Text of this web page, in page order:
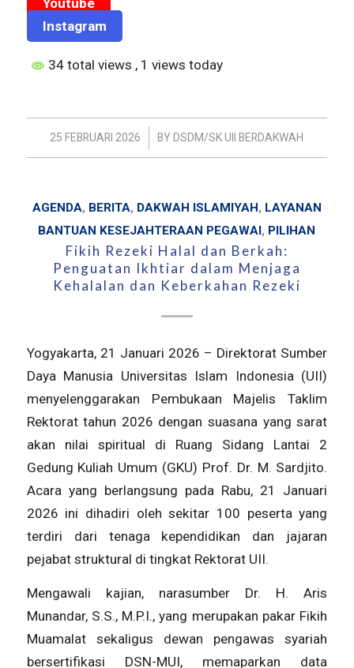
Instagram
34 total views , 1 views today
25 FEBRUARI 2026
/ BY DSDM/SK UII BERDAKWAH
AGENDA, BERITA, DAKWAH ISLAMIYAH, LAYANAN
BANTUAN KESEJAHTERAAN PEGAWAI, PILIHAN
Fikih Rezeki Halal dan Berkah:
Penguatan Ikhtiar dalam Menjaga
Kehalalan dan Keberkahan Rezeki
Yogyakarta, 21 Januari 2026 – Direktorat Sumber
Daya Manusia Universitas Islam Indonesia (UII)
menyelenggarakan Pembukaan Majelis Taklim
Rektorat tahun 2026 dengan suasana yang sarat
akan nilai spiritual di Ruang Sidang Lantai 2
Gedung Kuliah Umum (GKU) Prof. Dr. M. Sardjito.
Acara yang berlangsung pada Rabu, 21 Januari
2026 ini dihadiri oleh sekitar 100 peserta yang
terdiri dari tenaga kependidikan dan jajaran
pejabat struktural di tingkat Rektorat UII.
Mengawali kajian, narasumber Dr. H. Aris
Munandar, S.S., M.P.I., yang merupakan pakar Fikih
Muamalat sekaligus dewan pengawas syariah
bersertifikasi DSN-MUI, memaparkan data